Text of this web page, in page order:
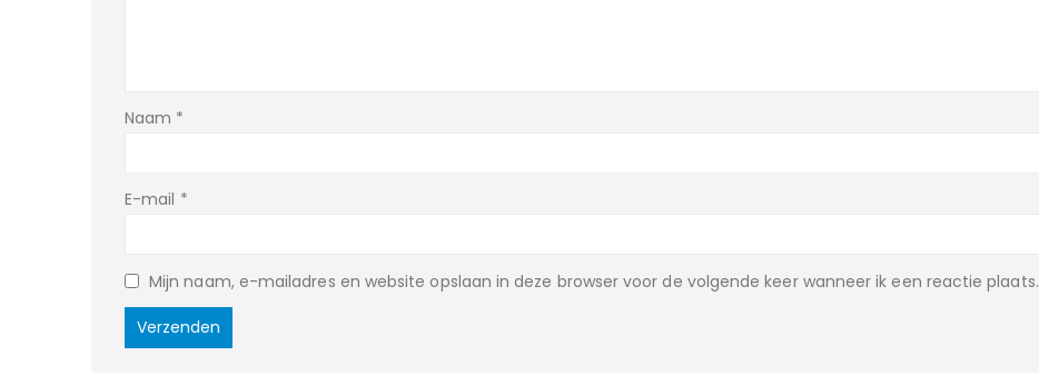
Naam *
E-mail *
Mijn naam, e-mailadres en website opslaan in deze browser voor de volgende keer wanneer ik een reactie plaats.